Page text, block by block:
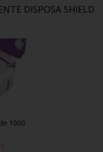
DISPOSA SHIELD
1000